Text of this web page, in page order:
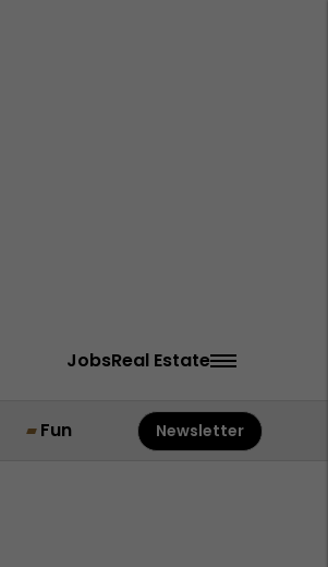
JobsReal Estate
Fun Newsletter